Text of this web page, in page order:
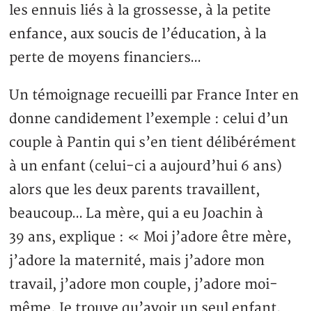
les ennuis liés à la grossesse, à la petite
enfance, aux soucis de l’éducation, à la
perte de moyens financiers…
Un témoignage recueilli par France Inter en
donne candidement l’exemple : celui d’un
couple à Pantin qui s’en tient délibérément
à un enfant (celui-ci a aujourd’hui 6 ans)
alors que les deux parents travaillent,
beaucoup… La mère, qui a eu Joachin à
39 ans, explique : « Moi j’adore être mère,
j’adore la maternité, mais j’adore mon
travail, j’adore mon couple, j’adore moi-